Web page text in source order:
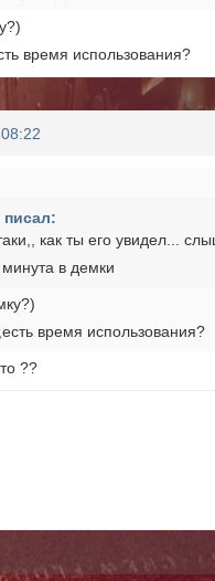
время использования?
как ты его увидел...
в демки
время использования?
??